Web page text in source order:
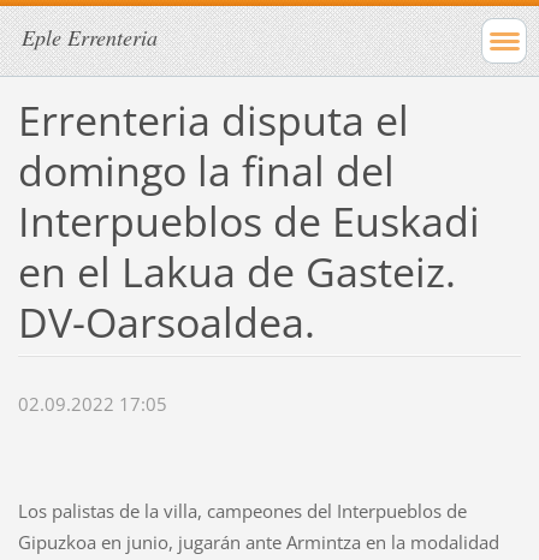
Eple Errenteria
Errenteria disputa el
domingo la final del
Interpueblos de Euskadi
en el Lakua de Gasteiz.
DV-Oarsoaldea.
02.09.2022 17:05
Los palistas de la villa, campeones del Interpueblos de
Gipuzkoa en junio, jugarán ante Armintza en la modalidad